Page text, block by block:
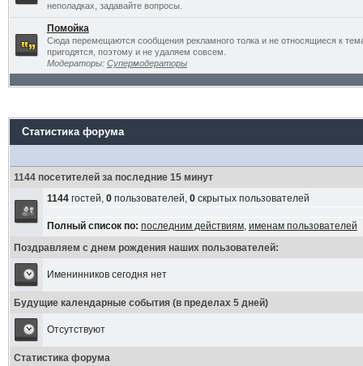
неполадках, задавайте вопросы.
Помойка
Сюда перемещаются сообщения рекламного толка и не относящиеся к
пригодятся, поэтому и не удаляем совсем.
Модераторы: Супермодераторы
Статистика форума
1144 посетителей за последние 15 минут
1144гостей, 0пользователей, 0скрытых пользователей
Полный список по: последним действиям, именам пользователей
Поздравляем с днем рождения наших пользователей:
Именинников сегодня нет
Будущие календарные события (в пределах 5 дней)
Отсутствуют
Статистика форума